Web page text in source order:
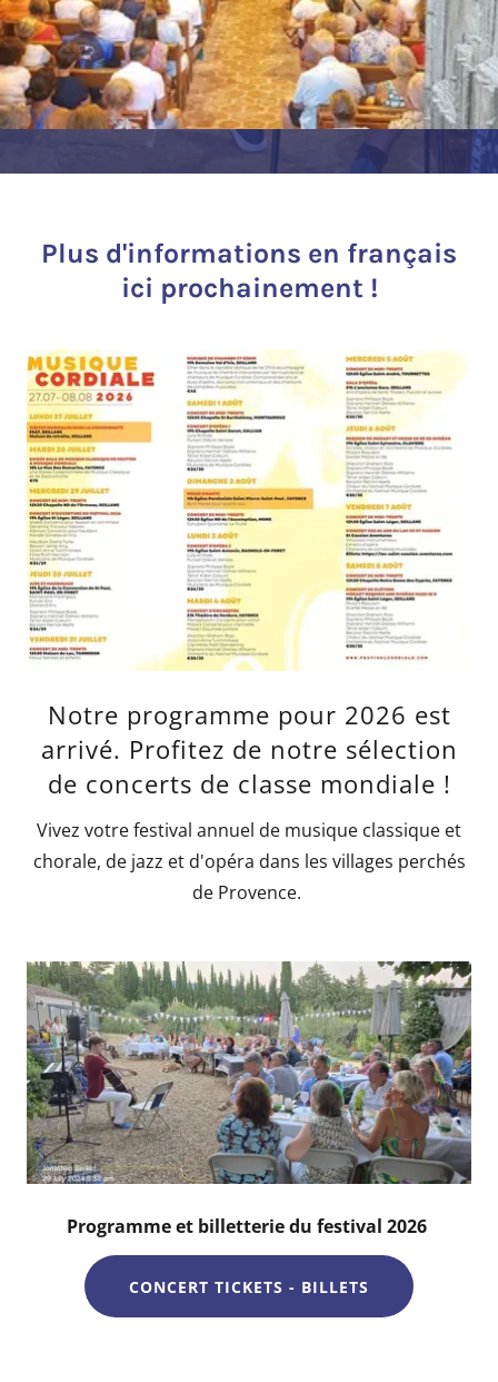
Plus d'informations en français
ici prochainement !
Notre programme pour 2026 est
arrivé. Profitez de notre sélection
de concerts de classe mondiale !
Vivez votre festival annuel de musique classique et
chorale, de jazz et d'opéra dans les villages perchés
de Provence.
Programme et billetterie du festival 2026
CONCERT TICKETS - BILLETS